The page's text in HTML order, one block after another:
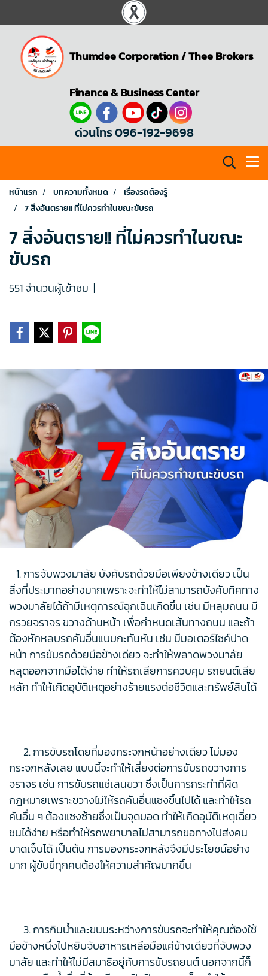
Thumdee Corporation/Thee Brokers
Finance & Business Center
ด่วนโทร 096-192-9698
หน้าแรก บทความทั้งหมด
เรื่องรถต้องรู้
7 สิ่งอันตราย!! ที่ไม่ควรทำในขณะขับรถ
7 สิ่งอันตราย!! ที่ไม่ควรทำในขณะ
ขับรถ
551 จำนวนผู้เข้าชม |
1. การจับพวงมาลัย บังคับรถด้วยมือเพียงข้างเดียว เป็น
สิ่งที่ประมาทอย่างมากเพราะจะทำให้ไม่สามารถบังคับทิศทาง
พวงมาลัยได้ถ้ามีเหตุการณ์ฉุกเฉินเกิดขึ้น เช่น มีหลุมถนน มี
กรวยจราจร ขวางด้านหน้า เพื่อกำหนดเส้นทางถนน และถ้า
ต้องหักหลบรถคันอื่นแบบกะทันหัน เช่น มีมอเตอร์ไซค์ปาด
หน้า การขับรถด้วยมือข้างเดียว จะทำให้พลาดพวงมาลัย
หลุดออกจากมือได้ง่าย ทำให้รถเสียการควบคุม รถยนต์เสีย
หลัก ทำให้เกิดอุบัติเหตุอย่างร้ายแรงต่อชีวิตและทรัพย์สินได้
2. การขับรถโดยที่มองกระจกหน้าอย่างเดียว ไม่มอง
กระจกหลังเลย แบบนี้จะทำให้เสี่ยงต่อการขับรถขวางการ
จราจร เช่น การขับรถแช่เลนขวา ซึ่งเป็นการกระทำที่ผิด
กฎหมายเพราะขวางไม่ให้รถคันอื่นแซงขึ้นไปได้ และทำให้รถ
คันอื่น ๆ ต้องแซงซ้ายซึ่งเป็นจุดบอด ทำให้เกิดอุบัติเหตุเฉี่ยว
ชนได้ง่าย หรือทำให้รถพยาบาลไม่สามารถขอทางไปส่งคน
บาดเจ็บได้ เป็นต้น การมองกระจกหลังจึงมีประโยชน์อย่าง
มาก ผู้ขับขี่ทุกคนต้องให้ความสำคัญมากขึ้น
3. การกินน้ำและขนมระหว่างการขับรถจะทำให้คุณต้องใช้
มือข้างหนึ่งไปหยิบจับอาหารเหลือมือแค่ข้างเดียวที่จับพวง
มาลัย และทำให้ไม่มีสมาธิอยู่กับการขับรถยนต์ นอกจากนี้ก็